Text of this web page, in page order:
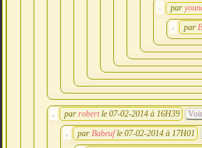
par
par
par robert le 07-02-2014 à 16H39
par Babeuf le 07-02-2014 à 17H01